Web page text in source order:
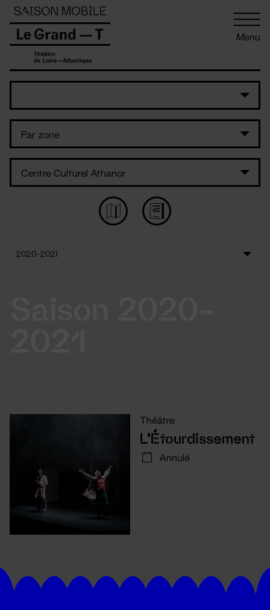
Menu
Théâtre
L’Étourdissement
Annulé
Panneau de gestion des cookies